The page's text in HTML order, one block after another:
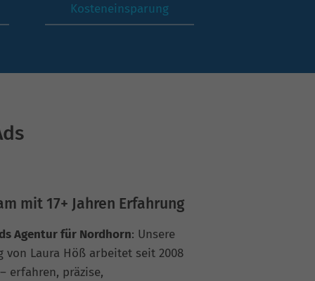
Kosteneinsparung
mit 17+ Jahren Erfahrung
Agentur für Nordhorn: Unsere
Laura Höß arbeitet seit 2008
erfahren, präzise,